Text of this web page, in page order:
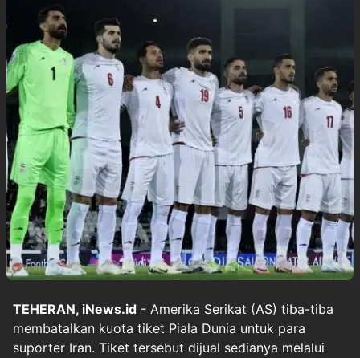
TEHERAN, iNews.id - Amerika Serikat (AS) tiba-tiba
membatalkan kuota tiket Piala Dunia untuk para
suporter Iran. Tiket tersebut dijual sedianya melalui